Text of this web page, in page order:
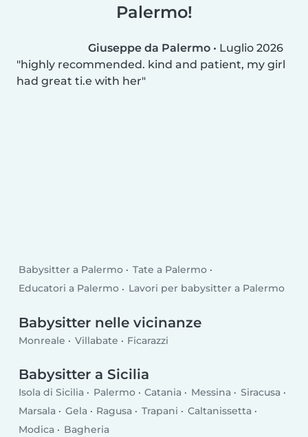
Palermo!
Giuseppe da Palermo • Luglio 2026
highly recommended. kind and patient, my girl
had great ti.e with her
Babysitter a Palermo
Tate a Palermo
Educatori a Palermo
Lavori per babysitter a Palermo
Babysitter nelle vicinanze
Monreale Villabate Ficarazzi
Babysitter a Sicilia
Isola di Sicilia Palermo Catania Messina
Siracusa
Marsala
Gela Ragusa Trapani
Caltanissetta
Modica
Bagheria